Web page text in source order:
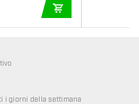
clienti non disponibile
i giorni della settimana